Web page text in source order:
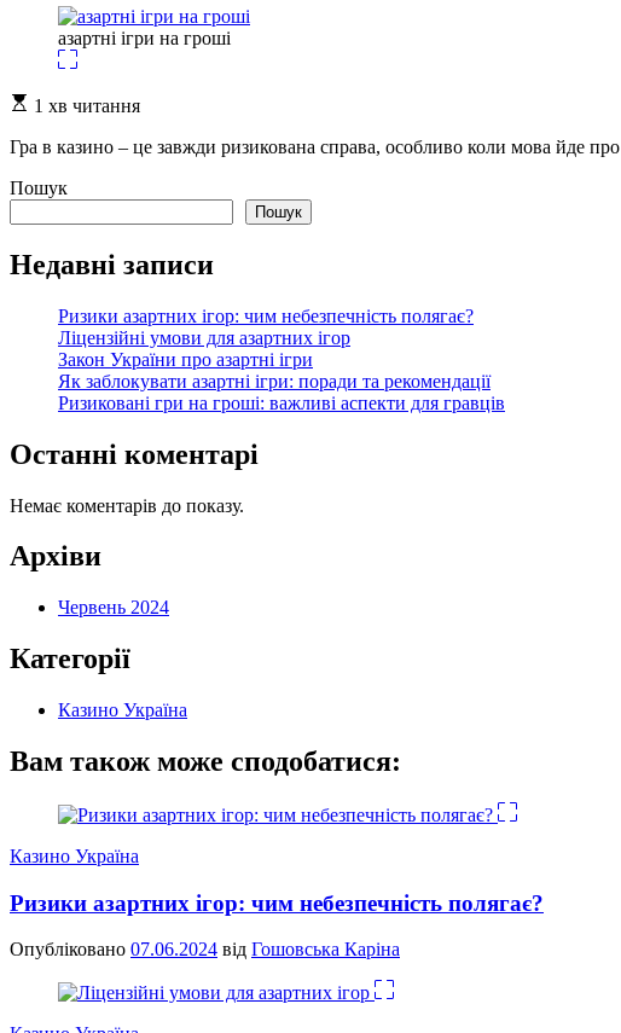
азартні ігри на гроші
Орієнтовний
читання
1 хв читання
Гра в казино – це завжди ризикована справа, особливо коли мова йде
Пошук
Пошук
Недавні записи
Ризики азартних ігор: чим небезпечність полягає?
Ліцензійні умови для азартних ігор
Закон України про азартні ігри
Як заблокувати азартні ігри: поради та рекомендації
Ризиковані гри на гроші: важливі аспекти для гравців
Останні коментарі
Немає коментарів до показу.
Архіви
Червень 2024
Категорії
Казино Україна
Вам також може сподобатися:
Казино Україна
Ризики азартних ігор: чим небезпечність полягає?
Опубліковано 07.06.2024 від Гошовська Каріна